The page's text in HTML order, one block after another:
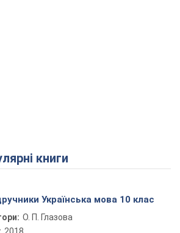
книги
Українська мова 10 клас
О. П. Глазова